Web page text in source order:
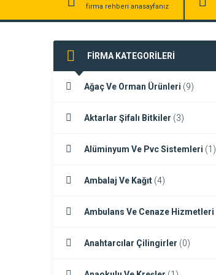
firma rehberi anasayfanız
FİRMA KATEGORİLERİ
Ağaç Ve Orman Ürünleri (9)
Aktarlar Şifalı Bitkiler (3)
Alüminyum Ve Pvc Sistemleri (1)
Ambalaj Ve Kağıt (4)
Ambulans Ve Cenaze Hizmetleri
Anahtarcılar Çilingirler (0)